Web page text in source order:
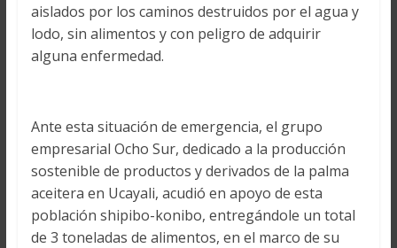
aislados por los caminos destruidos por el agua y
lodo, sin alimentos y con peligro de adquirir
alguna enfermedad.
Ante esta situación de emergencia, el grupo
empresarial Ocho Sur, dedicado a la producción
sostenible de productos y derivados de la palma
aceitera en Ucayali, acudió en apoyo de esta
población shipibo-konibo, entregándole un total
de 3 toneladas de alimentos, en el marco de su